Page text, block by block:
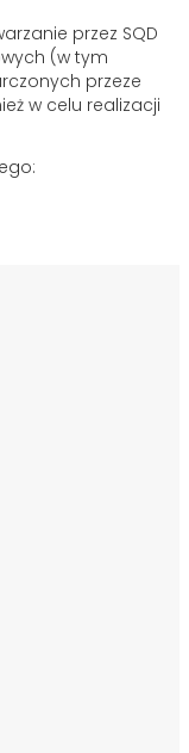
przez SQD
(w tym
przeze
w celu realizacji